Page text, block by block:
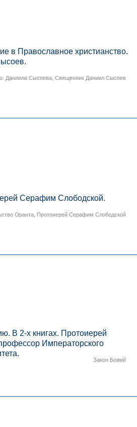
в Православное христианство.
Даниила Сысоева Священник Даниил Сысоев
Серафим Слободской.
Оранта Протоиерей Серафим Слободской
В 2-х книгах. Протоиерей
Императорского
Закон Божий